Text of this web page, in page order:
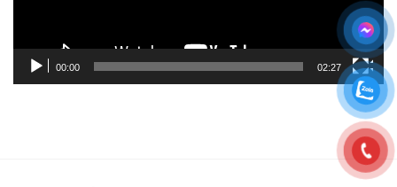
00:00 02:27